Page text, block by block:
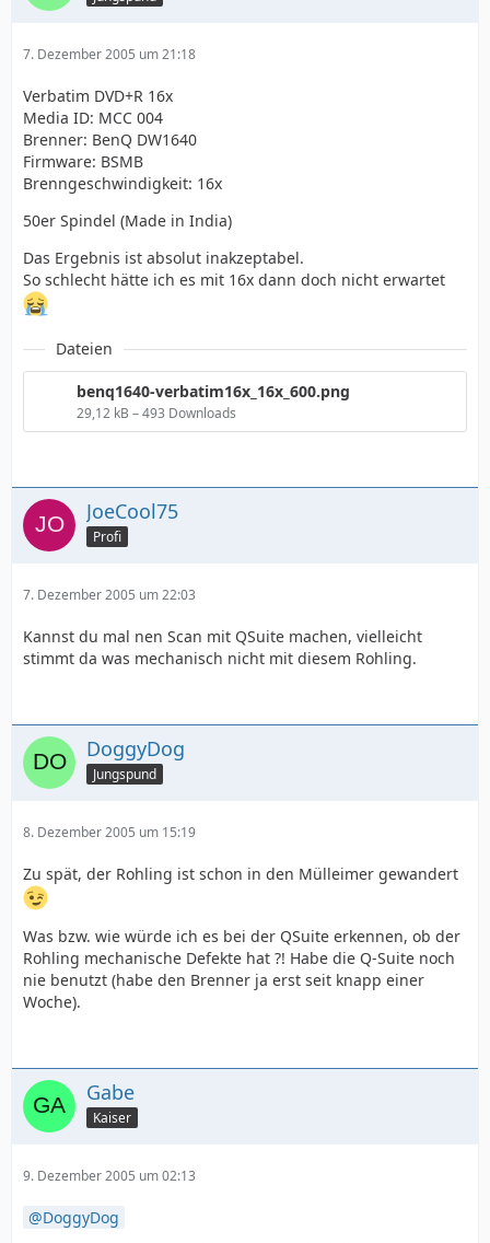
7. Dezember 2005 um 21:18
Verbatim DVD+R 16x
Media ID: MCC 004
Brenner: BenQ DW1640
Firmware: BSMB
Brenngeschwindigkeit: 16x
50er Spindel (Made in India)
Das Ergebnis ist absolut inakzeptabel.
So schlecht hätte ich es mit 16x dann doch nicht erwartet
Dateien
benq1640-verbatim16x_16x_600.png
29,12 kB – 493 Downloads
JoeCool75
Profi
7. Dezember 2005 um 22:03
Kannst du mal nen Scan mit QSuite machen, vielleicht
stimmt da was mechanisch nicht mit diesem Rohling.
DoggyDog
Jungspund
8. Dezember 2005 um 15:19
Zu spät, der Rohling ist schon in den Mülleimer gewandert
Was bzw. wie würde ich es bei der QSuite erkennen, ob der
Rohling mechanische Defekte hat ?! Habe die Q-Suite noch
nie benutzt (habe den Brenner ja erst seit knapp einer
Woche).
Gabe
Kaiser
9. Dezember 2005 um 02:13
DoggyDog